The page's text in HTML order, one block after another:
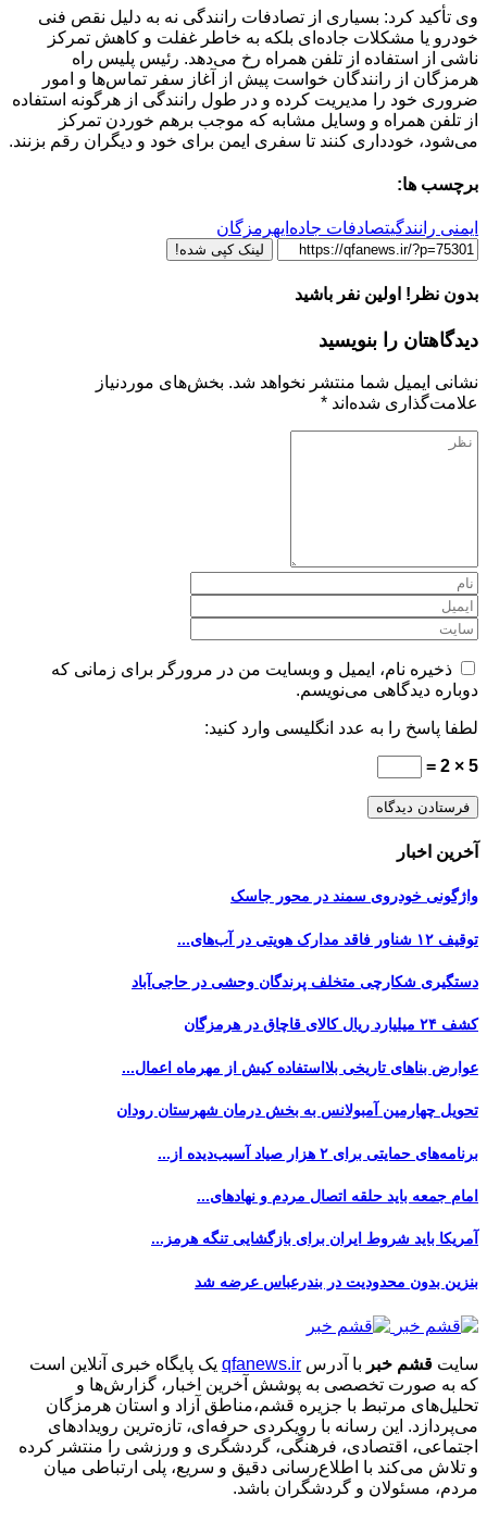
وی تأکید کرد: بسیاری از تصادفات رانندگی نه به دلیل نقص فنی
خودرو یا مشکلات جاده‌ای بلکه به خاطر غفلت و کاهش تمرکز
ناشی از استفاده از تلفن همراه رخ می‌دهد. رئیس پلیس راه
هرمزگان از رانندگان خواست پیش از آغاز سفر تماس‌ها و امور
ضروری خود را مدیریت کرده و در طول رانندگی از هرگونه استفاده
از تلفن همراه و وسایل مشابه که موجب برهم خوردن تمرکز
می‌شود، خودداری کنند تا سفری ایمن برای خود و دیگران رقم بزنند.
برچسب ها:
ایمنی رانندگیتصادفات جاده‌ایهرمزگان
لینک کپی شده!
بدون نظر! اولین نفر باشید
دیدگاهتان را بنویسید
نشانی ایمیل شما منتشر نخواهد شد. بخش‌های موردنیاز
علامت‌گذاری شده‌اند *
ذخیره نام، ایمیل و وبسایت من در مرورگر برای زمانی که
دوباره دیدگاهی می‌نویسم.
لطفا پاسخ را به عدد انگلیسی وارد کنید:
5 × 2 =
آخرین اخبار
واژگونی خودروی سمند در محور جاسک
توقیف ۱۲ شناور فاقد مدارک هویتی در آب‌های...
دستگیری شکارچی متخلف پرندگان وحشی در حاجی‌آباد
کشف ۲۴ میلیارد ریال کالای قاچاق در هرمزگان
عوارض بناهای تاریخی بلااستفاده کیش از مهرماه اعمال...
تحویل چهارمین آمبولانس به بخش درمان شهرستان رودان
برنامه‌های حمایتی برای ۲ هزار صیاد آسیب‌دیده از...
امام جمعه باید حلقه اتصال مردم و نهادهای...
آمریکا باید شروط ایران برای بازگشایی تنگه هرمز...
بنزین بدون محدودیت در بندرعباس عرضه شد
سایت قشم خبر با آدرس qfanews.ir یک پایگاه خبری آنلاین است
که به صورت تخصصی به پوشش آخرین اخبار، گزارش‌ها و
تحلیل‌های مرتبط با جزیره قشم،مناطق آزاد و استان هرمزگان
می‌پردازد. این رسانه با رویکردی حرفه‌ای، تازه‌ترین رویدادهای
اجتماعی، اقتصادی، فرهنگی، گردشگری و ورزشی را منتشر کرده
و تلاش می‌کند با اطلاع‌رسانی دقیق و سریع، پلی ارتباطی میان
مردم، مسئولان و گردشگران باشد.